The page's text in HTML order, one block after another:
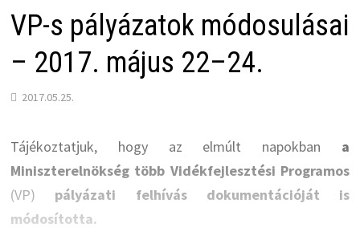
VP-s pályázatok módosulásai
– 2017. május 22–24.
2017.05.25.
Tájékoztatjuk, hogy az elmúlt napokban a
Miniszterelnökség több Vidékfejlesztési Programos
(VP) pályázati felhívás dokumentációját is
módosította.